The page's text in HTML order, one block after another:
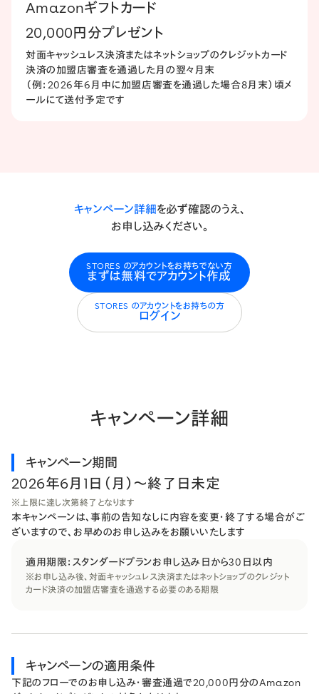
Amazonギフトカード
20,000円分プレゼント
対面キャッシュレス決済または​ネットショップの​クレジットカード
決済の​加盟店審査を​通過した​月の​翌々月末
​（例：2026年6月中に​加盟店審査を​通過した​場合8月末）​頃メ
ールにて送付予定です
キャンペーン詳細を必ず確認のうえ、
お申し込みください。
STORES のアカウントをお持ちでない方
まずは無料でアカウント作成
STORES のアカウントをお持ちの方
ログイン
キャンペーン詳細
キャンペーン期間
2026年6月1日（月）〜終了日未定
※上限に達し次第終了となります
本キャンペーンは、事前の告知なしに内容を変更・終了する場合がご
ざいますので、お早めのお申し込みをお願いいたします
適用期限：スタンダードプランお申し込み日から30日以内
※お申し込み後、​対面キャッシュレス決済または​ネットショップの​クレジット
カード決済の​加盟店審査を​通過する​必要の​ある​期限
キャンペーンの適用条件
下記のフローでのお申し込み・審査通過で20,000円分のAmazon